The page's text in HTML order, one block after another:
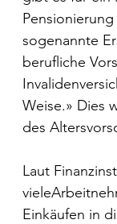
sogenannte
berufliche
Weise.» Dies
des
Laut
Einkäufen in